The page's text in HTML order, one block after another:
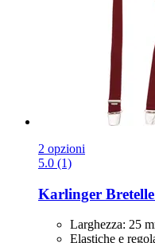
2 opzioni
5.0 (1)
Karlinger
Larghezza: 25
Elastiche e